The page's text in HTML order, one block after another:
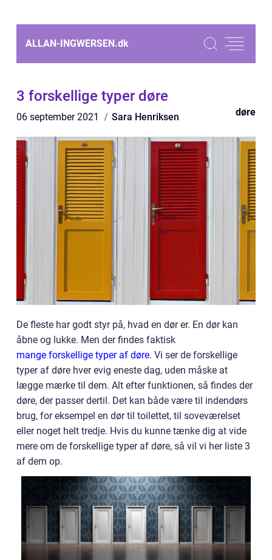
ALLAN-INGWERSEN.dk
3 forskellige typer døre
06 september 2021 Sara Henriksen døre
De fleste har godt styr på, hvad en dør er. En dør kan
åbne og lukke. Men der findes faktisk
mange forskellige typer af døre. Vi ser de forskellige
typer af døre hver evig eneste dag, uden måske at
lægge mærke til dem. Alt efter funktionen, så findes der
døre, der passer dertil. Det kan både være til indendørs
brug, for eksempel en dør til toilettet, til soveværelset
eller noget helt tredje. Hvis du kunne tænke dig at vide
mere om de forskellige typer af døre, så vil vi her liste 3
af dem op.